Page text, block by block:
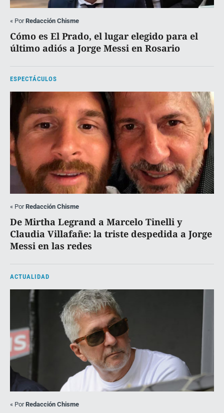
« PorRedacción Chisme
Cómo es El Prado, el lugar elegido para el
último adiós a Jorge Messi en Rosario
ESPECTÁCULOS
« PorRedacción Chisme
De Mirtha Legrand a Marcelo Tinelli y
Claudia Villafañe: la triste despedida a Jorge
Messi en las redes
ACTUALIDAD
« PorRedacción Chisme